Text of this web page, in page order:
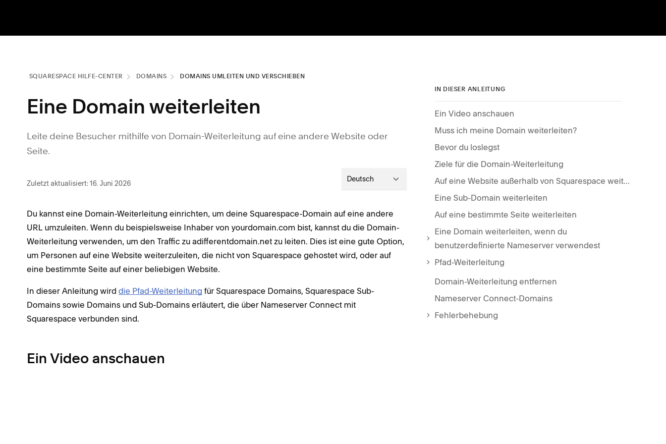
SQUARESPACE HILFE-CENTER DOMAINS DOMAINS UMLEITEN UND VERSCHIEBEN
Eine Domain weiterleiten
Leite deine Besucher mithilfe von Domain-Weiterleitung auf eine andere Website oder
Seite.
Zuletzt aktualisiert: 16. Juni 2026 Deutsch
Du kannst eine Domain-Weiterleitung einrichten, um deine Squarespace-Domain auf eine andere
URL umzuleiten. Wenn du beispielsweise Inhaber von yourdomain.com bist, kannst du die Domain-
Weiterleitung verwenden, um den Traffic zu adifferentdomain.net zu leiten. Dies ist eine gute Option,
um Personen auf eine Website weiterzuleiten, die nicht von Squarespace gehostet wird, oder auf
eine bestimmte Seite auf einer beliebigen Website.
In dieser Anleitung wird die Pfad-Weiterleitung für Squarespace Domains, Squarespace Sub-
Domains sowie Domains und Sub-Domains erläutert, die über Nameserver Connect mit
Squarespace verbunden sind.
Ein Video anschauen
IN DIESER ANLEITUNG
Ein Video anschauen
Muss ich meine Domain weiterleiten?
Bevor du loslegst
Ziele für die Domain-Weiterleitung
Auf eine Website außerhalb von Squarespace weiterleiten
Eine Sub-Domain weiterleiten
Auf eine bestimmte Seite weiterleiten
Eine Domain weiterleiten, wenn du
benutzerdefinierte Nameserver verwendest
Pfad-Weiterleitung
Domain-Weiterleitung entfernen
Nameserver Connect-Domains
Fehlerbehebung